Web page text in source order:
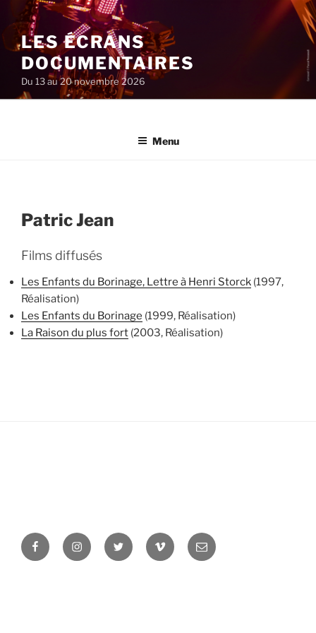
au
contenu
principal
LES ÉCRANS
DOCUMENTAIRES
Du 13 au 20 novembre 2026
Menu
Patric Jean
Films diffusés
Les Enfants du Borinage, Lettre à Henri Storck (1997,
Réalisation)
Les Enfants du Borinage (1999, Réalisation)
La Raison du plus fort (2003, Réalisation)
FacebookInstagramTwitter Vimeo Newsletter